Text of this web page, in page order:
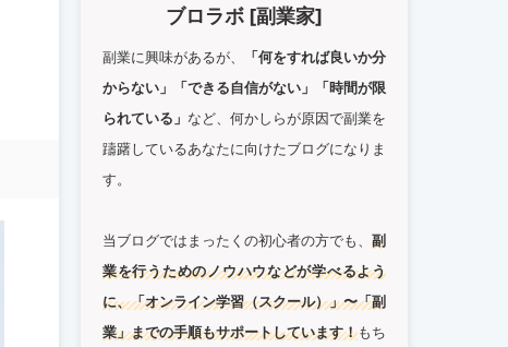
ブロラボ [副業家]
副業に興味があるが、
「何をすれば良いか分
からない」「できる自信がない」「時間が限
られている」 など、何かしらが原因で副業を
躊躇しているあなたに向けたブログになりま
す。
当ブログではまったくの初心者の方でも、 副
業を行うためのノウハウなどが学べるよう
に、「オンライン学習（スクール）」〜「副
業」までの手順もサポートしています！もち